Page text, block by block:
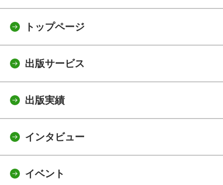
トップページ
出版サービス
出版実績
インタビュー
イベント